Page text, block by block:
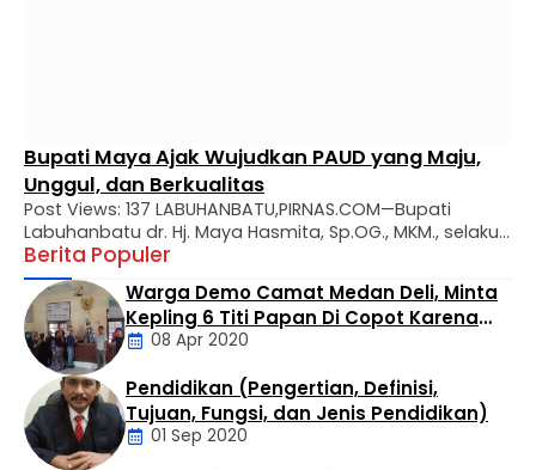
Bupati Maya Ajak Wujudkan PAUD yang Maju,
Unggul, dan Berkualitas
Post Views: 137 LABUHANBATU,PIRNAS.COM—Bupati
Labuhanbatu dr. Hj. Maya Hasmita, Sp.OG., MKM., selaku
Bunda PAUD Kabupaten Labuhanbatu secara resmi
mengukuhkan Bunda Pendidikan Anak Usia Dini (PAUD)
tingkat kecamatan, desa, dan kelurahan se-Kabupaten
Labuhanbatu. Prosesi pengukuhan berlangsung di Aula
Rumah Dinas Bupati Labuhanbatu, Rabu (29/07).
Kegiatan tersebut turut dihadiri Ketua Tim Penggerak
PKK Kabupaten Labuhanbatu Ny. Wan …
Berita Populer
Daerah
Warga Demo Camat Medan Deli, Minta
Kepling 6 Titi Papan Di Copot Karena
Tak Perduli Sama Warganya
08 Apr 2020
Pendidikan (Pengertian, Definisi,
Tujuan, Fungsi, dan Jenis Pendidikan)
01 Sep 2020